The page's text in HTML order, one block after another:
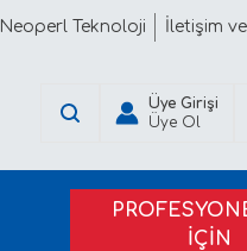
Neoperl Teknoloji İletişim
Üye Girişi
Üye Ol
İÇİN